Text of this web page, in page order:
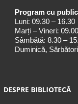
Program cu
Luni: 09.30 – 16.30
Marți – Vineri:
Sâmbătă: 8.30 –
Duminică,
DESPRE BIBLIOTECĂ